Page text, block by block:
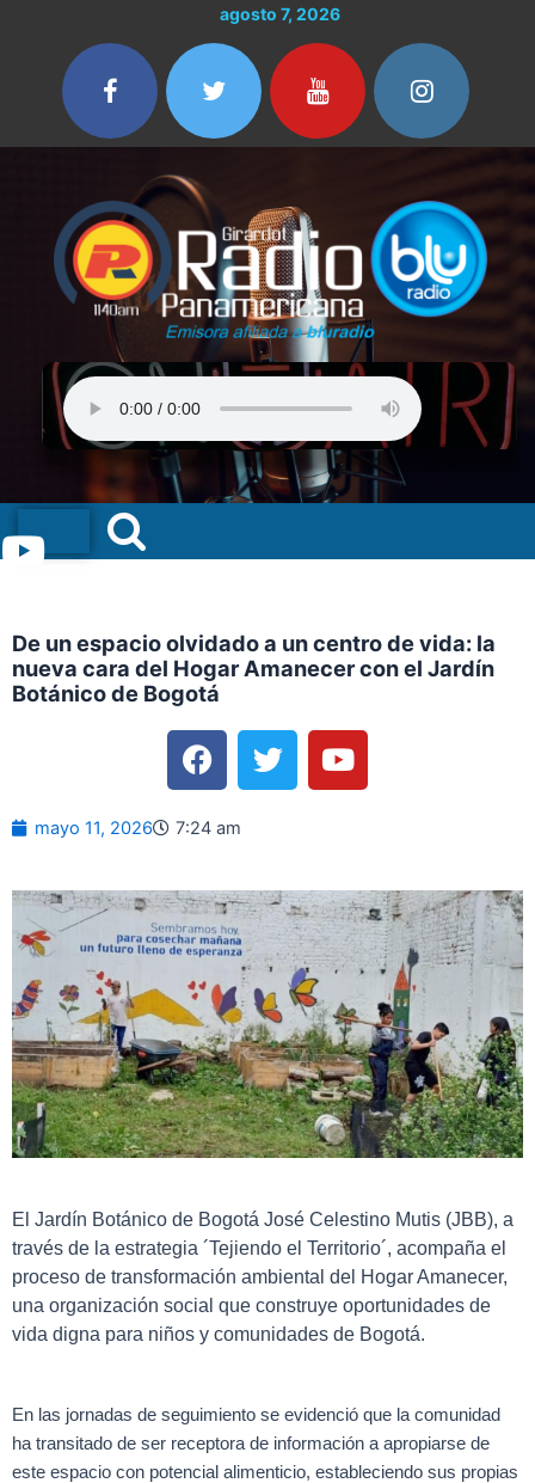
contenido
agosto 7, 2026
Menu
De un espacio olvidado a un centro de vida: la
nueva cara del Hogar Amanecer con el Jardín
Botánico de Bogotá
F
a
c
e
o
k
T
w
i
r
Y
o
u
e
mayo 11, 2026 7:24 am
El Jardín Botánico de Bogotá José Celestino Mutis (JBB), a
través de la estrategia ´Tejiendo el Territorio´, acompaña el
proceso de transformación ambiental del Hogar Amanecer,
una organización social que construye oportunidades de
vida digna para niños y comunidades de Bogotá.
En las jornadas de seguimiento se evidenció que la comunidad
ha transitado de ser receptora de información a apropiarse de
este espacio con potencial alimenticio, estableciendo sus propias